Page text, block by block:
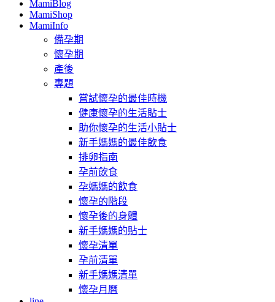
MamiBlog
MamiShop
MamiInfo
備孕期
懷孕期
產後
專題
嘗試懷孕的最佳時機
健康懷孕的生活貼士
助你懷孕的生活小貼士
新手媽媽的最佳飲食
排卵指南
孕前飲食
孕媽媽的飲食
懷孕的階段
懷孕後的身體
新手媽媽的貼士
懷孕清單
孕前清單
新手媽媽清單
懷孕月曆